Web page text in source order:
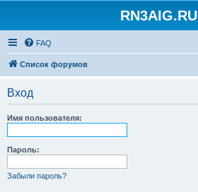
RN3AIG.RU
FAQ
Список форумов
Вход
Имя пользователя:
Пароль:
Забыли пароль?